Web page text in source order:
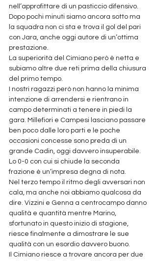
nell’approfittare di un pasticcio difensivo.
Dopo pochi minuti siamo ancora sotto ma
la squadra non ci sta e trova il gol del pari
con Jara, anche oggi autore di un’ottima
prestazione.
La superiorità del Cimiano però è netta e
subiamo altre due reti prima della chiusura
del primo tempo.
I nostri ragazzi però non hanno la minima
intenzione di arrendersi e rientrano in
campo determinati a tenere in piedi la
gara. Millefiori e Campesi lasciano passare
ben poco dalle loro parti e le poche
occasioni concesse sono preda di un
grande Cadin, oggi davvero insuperabile.
Lo 0-0 con cui si chiude la seconda
frazione è un’impresa degna di nota.
Nel terzo tempo il ritmo degli avversari non
cala, ma anche noi abbiamo qualcosa da
dire. Vizzini e Genna a centrocampo danno
qualità e quantità mentre Marino,
sfortunato in questo inizio di stagione,
riesce finalmente a dimostrare le sue
qualità con un esordio davvero buono.
Il Cimiano riesce a trovare ancora per due